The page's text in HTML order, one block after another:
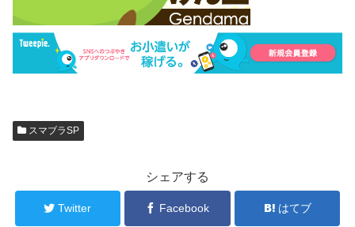
スマブラSP
シェアする
Twitter Facebook はてブ